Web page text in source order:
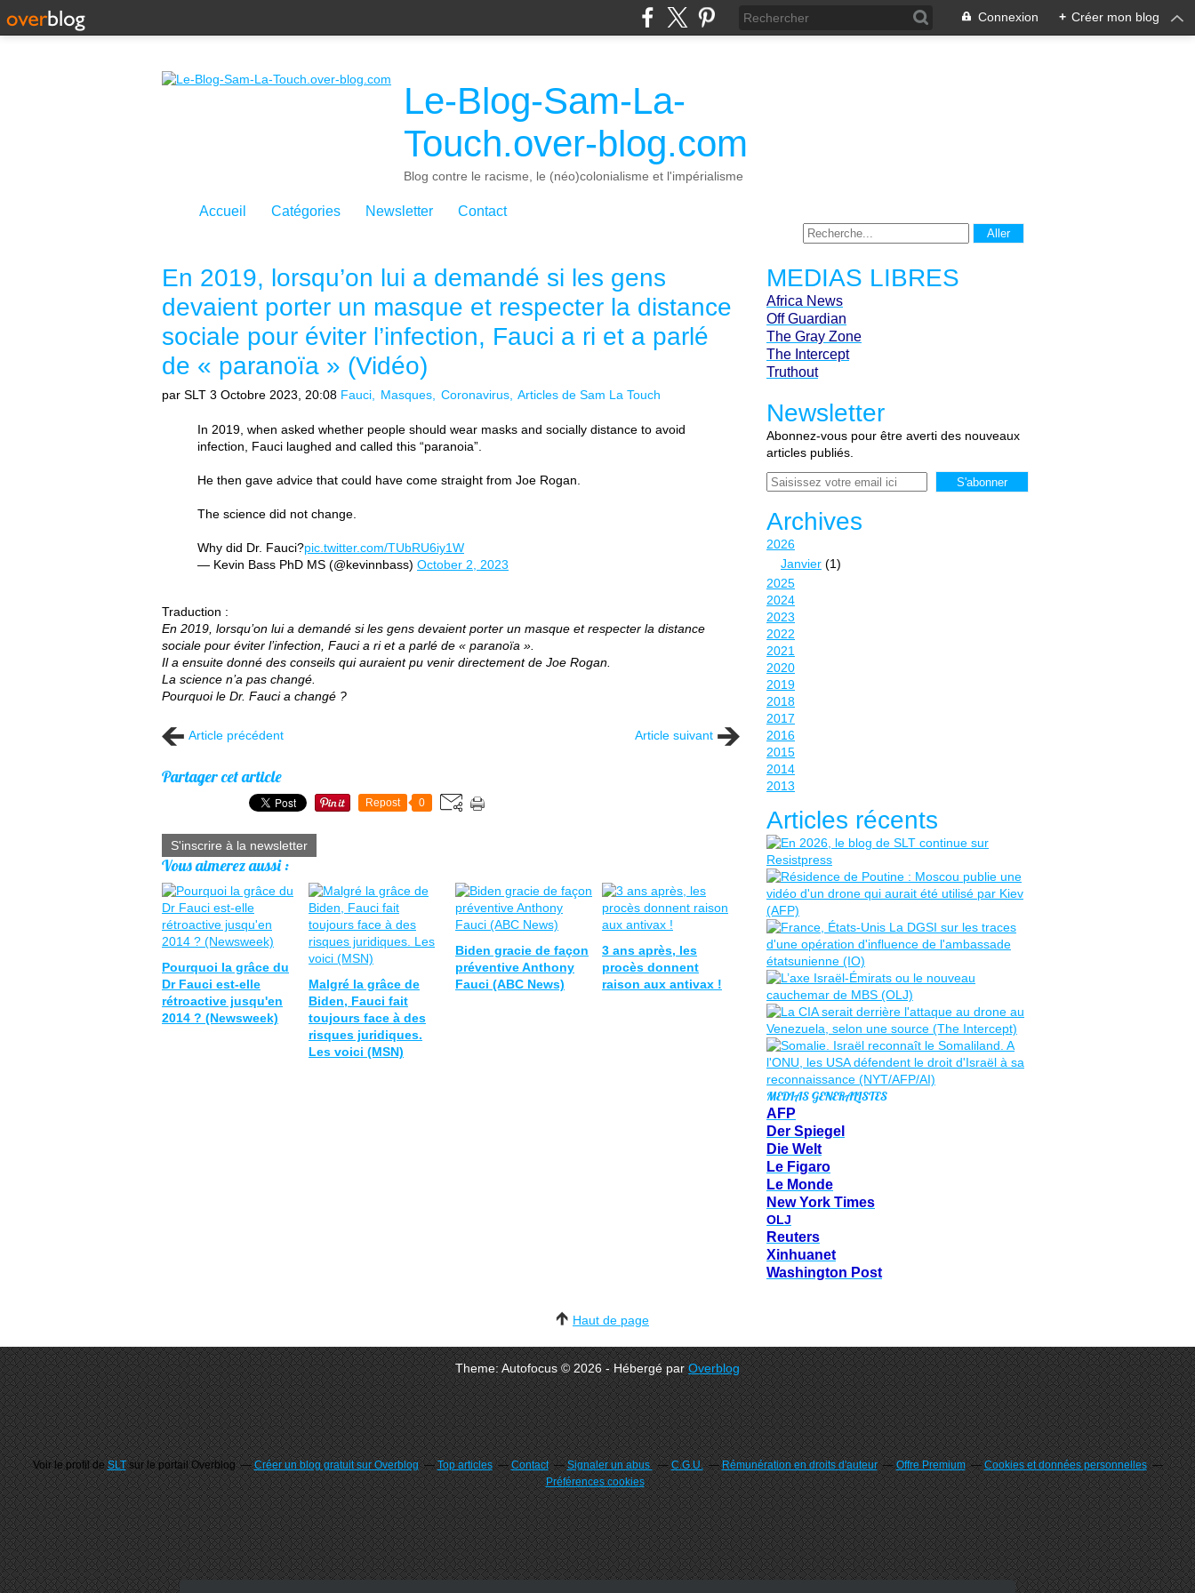
Connexion + Créer mon blog
Le-Blog-Sam-La-
Touch.over-blog.com
Blog contre le racisme, le (néo)colonialisme et l'impérialisme
Accueil Catégories Newsletter Contact
En 2019, lorsqu’on lui a demandé si les gens
devaient porter un masque et respecter la distance
sociale pour éviter l’infection, Fauci a ri et a parlé
de « paranoïa » (Vidéo)
par SLT 3 Octobre 2023, 20:08 Fauci Masques Coronavirus Articles de Sam La Touch
In 2019, when asked whether people should wear masks and socially distance to avoid
infection, Fauci laughed and called this “paranoia”.
He then gave advice that could have come straight from Joe Rogan.
The science did not change.
Why did Dr. Fauci?pic.twitter.com/TUbRU6iy1W
— Kevin Bass PhD MS (@kevinnbass) October 2, 2023
Traduction :
En 2019, lorsqu’on lui a demandé si les gens devaient porter un masque et respecter la distance
sociale pour éviter l’infection, Fauci a ri et a parlé de « paranoïa ».
Il a ensuite donné des conseils qui auraient pu venir directement de Joe Rogan.
La science n’a pas changé.
Pourquoi le Dr. Fauci a changé ?
Article précédent Article suivant
Partager cet article
Repost 0
S'inscrire à la newsletter
Vous aimerez aussi :
Pourquoi la grâce du
Dr Fauci est-elle
rétroactive jusqu'en
2014 ? (Newsweek)
Malgré la grâce de
Biden, Fauci fait
toujours face à des
risques juridiques.
Les voici (MSN)
Biden gracie de façon
préventive Anthony
Fauci (ABC News)
3 ans après, les
procès donnent
raison aux antivax !
MEDIAS LIBRES
Africa News
Off Guardian
The Gray Zone
The Intercept
Truthout
Newsletter
Abonnez-vous pour être averti des nouveaux
articles publiés.
Email
Archives
2026
Janvier (1)
2025
2024
2023
2022
2021
2020
2019
2018
2017
2016
2015
2014
2013
Articles récents
MEDIAS GENERALISTES
AFP
Der Spiegel
Die Welt
Le Figaro
Le Monde
New York Times
OLJ
Reuters
Xinhuanet
Washington Post
Haut de page
Theme: Autofocus © 2026 - Hébergé parOverblog
Voir le profil deSLTsur le portail Overblog Créer un blog gratuit sur Overblog Top articles Contact Signaler un abus C.G.U. Rémunération en droits d'auteur Offre Premium
Cookies et données personnelles
Préférences cookies